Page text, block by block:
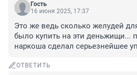
Гость
16 июня 2025, 17:37
Это же ведь сколько желудей
было купить на эти деньжищи...
наркоша сделал серьезнейшее
ОТВЕТИТЬ